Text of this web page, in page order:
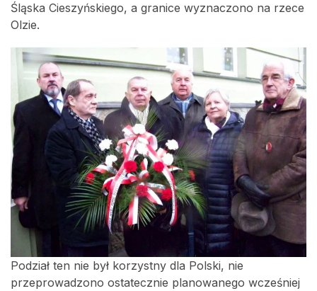
Śląska Cieszyńskiego, a granice wyznaczono na rzece
Olzie.
Podział ten nie był korzystny dla Polski, nie
przeprowadzono ostatecznie planowanego wcześniej